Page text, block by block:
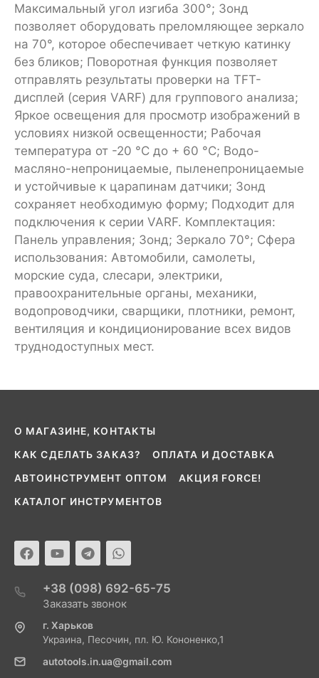
Максимальный угол изгиба 300°; Зонд
позволяет оборудовать преломляющее зеркало
на 70°, которое обеспечивает четкую катинку
без бликов; Поворотная функция позволяет
отправлять результаты проверки на TFT-
дисплей (серия VARF) для группового анализа;
Яркое освещения для просмотр изображений в
условиях низкой освещенности; Рабочая
температура от -20 °С до + 60 °С; Водо-
масляно-непроницаемые, пыленепроницаемые
и устойчивые к царапинам датчики; Зонд
сохраняет необходимую форму; Подходит для
подключения к серии VARF. Комплектация:
Панель управления; Зонд; Зеркало 70°; Сфера
использования: Автомобили, самолеты,
морские суда, слесари, электрики,
правоохранительные органы, механики,
водопроводчики, сварщики, плотники, ремонт,
вентиляция и кондиционирование всех видов
труднодоступных мест.
О МАГАЗИНЕ, КОНТАКТЫ
КАК СДЕЛАТЬ ЗАКАЗ? ОПЛАТА И ДОСТАВКА
АВТОИНСТРУМЕНТ ОПТОМ АКЦИЯ FORCE!
КАТАЛОГ ИНСТРУМЕНТОВ
+38 (098) 692-65-75
Заказать звонок
г. Харьков
Украина, Песочин, пл. Ю. Кононенко,1
autotools.in.ua@gmail.com